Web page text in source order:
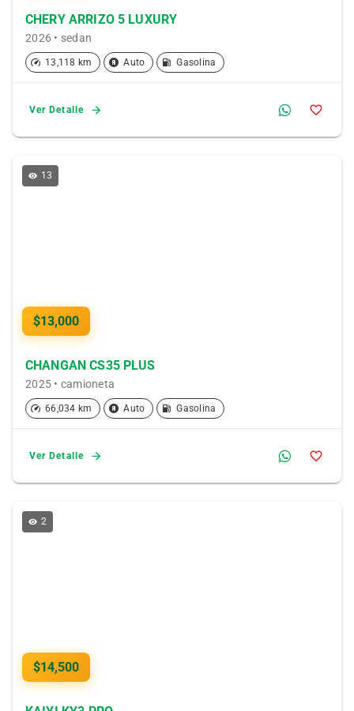
CHERY ARRIZO 5 LUXURY
2026 • sedan
13,118 km Auto Gasolina
Ver Detalle
$13,000
13
CHANGAN CS35 PLUS
2025 • camioneta
66,034 km Auto Gasolina
Ver Detalle
$14,500
2